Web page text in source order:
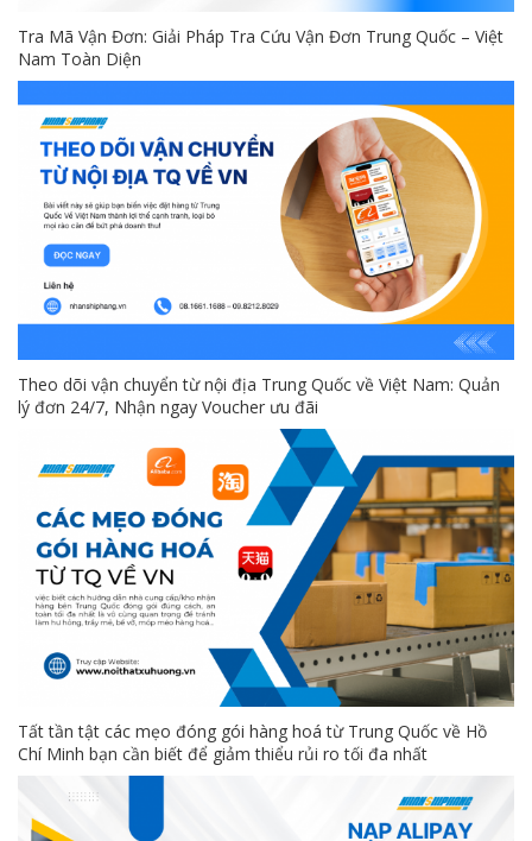
Tra Mã Vận Đơn: Giải Pháp Tra Cứu Vận Đơn Trung Quốc – Việt
Nam Toàn Diện
Theo dõi vận chuyển từ nội địa Trung Quốc về Việt Nam: Quản
lý đơn 24/7, Nhận ngay Voucher ưu đãi
Tất tần tật các mẹo đóng gói hàng hoá từ Trung Quốc về Hồ
Chí Minh bạn cần biết để giảm thiểu rủi ro tối đa nhất